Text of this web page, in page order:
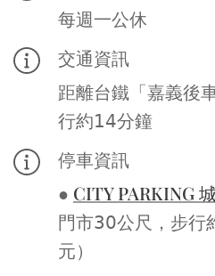
每週一公休
交通資訊
距離台鐵「嘉義後
行約𝟣𝟦分鐘
停車資訊
● CITY PARKING
門市𝟥𝟢公尺，步行
元）